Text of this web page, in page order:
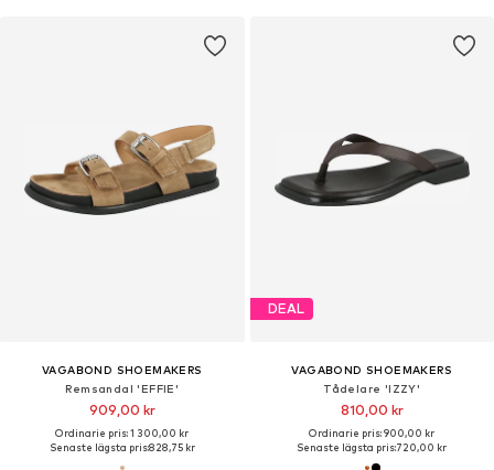
VAGABOND SHOEMAKERS
Remsandal 'EFFIE'
909,00 kr
Ordinarie pris: 1 300,00 kr
Senaste lägsta pris:828,75 kr
DEAL
VAGABOND SHOEMAKERS
Tådelare 'IZZY'
810,00 kr
Ordinarie pris: 900,00 kr
Senaste lägsta pris:720,00 kr